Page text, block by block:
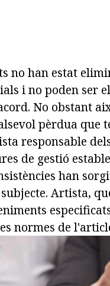
no han estat
i no poden ser
No obstant
pèrdua que
responsable
de gestió
han
Artista,
normes de